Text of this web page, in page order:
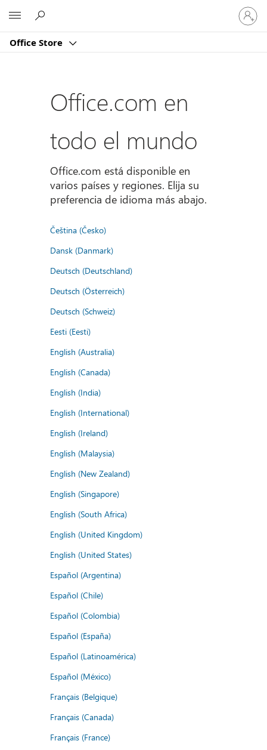
Office Store
Iniciar
sesión
en
cuenta
Office.com en
todo el mundo
Office.com está disponible en
varios países y regiones. Elija su
preferencia de idioma más abajo.
Čeština (Česko)
Dansk (Danmark)
Deutsch (Deutschland)
Deutsch (Österreich)
Deutsch (Schweiz)
Eesti (Eesti)
English (Australia)
English (Canada)
English (India)
English (International)
English (Ireland)
English (Malaysia)
English (New Zealand)
English (Singapore)
English (South Africa)
English (United Kingdom)
English (United States)
Español (Argentina)
Español (Chile)
Español (Colombia)
Español (España)
Español (Latinoamérica)
Español (México)
Français (Belgique)
Français (Canada)
Français (France)